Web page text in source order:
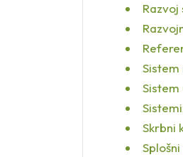
Razvoj
Sistem
Skrbni